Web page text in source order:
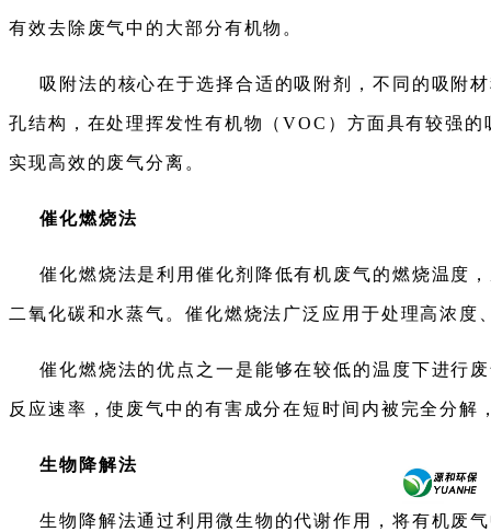
有效去除废气中的大部分有机物。
吸附法的核心在于选择合适的吸附剂，不同的吸附
孔结构，在处理挥发性有机物（VOC）方面具有较强
实现高效的废气分离。
催化燃烧法
催化燃烧法是利用催化剂降低有机废气的燃烧温度
二氧化碳和水蒸气。催化燃烧法广泛应用于处理高浓度
催化燃烧法的优点之一是能够在较低的温度下进行
反应速率，使废气中的有害成分在短时间内被完全分解
生物降解法
生物降解法通过利用微生物的代谢作用，将有机废